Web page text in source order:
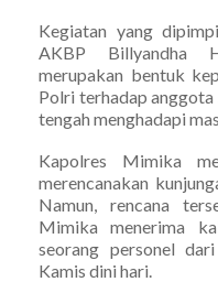
Kegiatan yang
AKBP Billyandha
merupakan bentuk
Polri terhadap
tengah menghadapi
Kapolres Mimika
merencanakan
Namun, rencana
Mimika menerima
seorang personel
Kamis dini hari.